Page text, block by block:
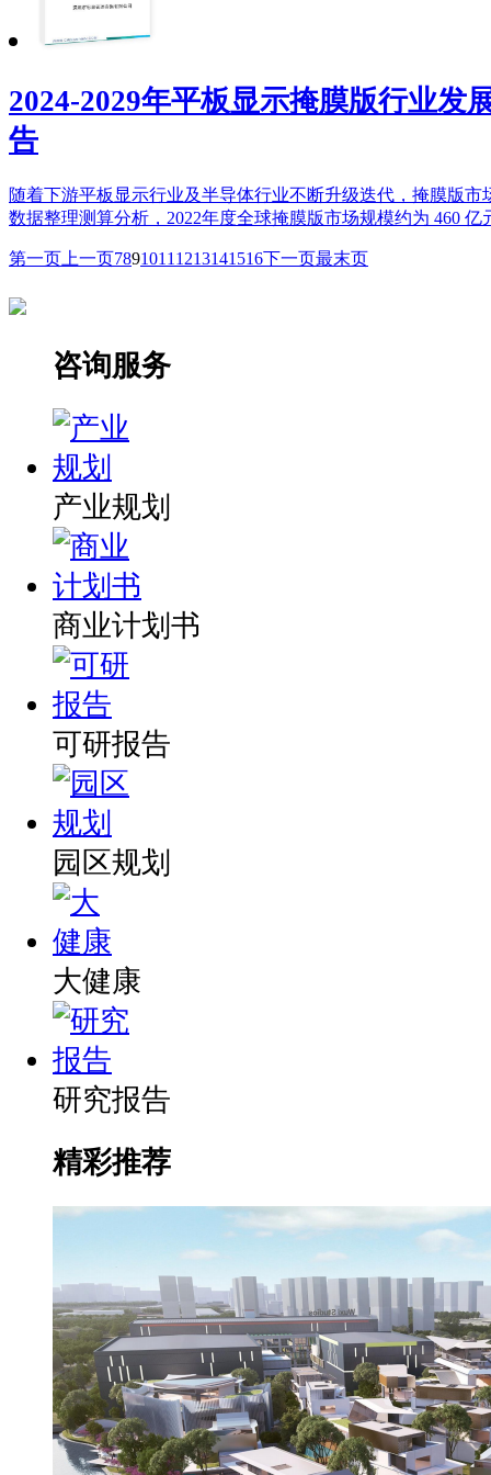
2024-2029年平板显示掩膜版行业发
告
随着下游平板显示行业及半导体行业不断升级迭代，掩膜版市
数据整理测算分析，2022年度全球掩膜版市场规模约为 460 亿
第一页 上一页7891011 1213141516下一页最末页
咨询服务
产业规划
商业计划书
可研报告
园区规划
大健康
研究报告
精彩推荐